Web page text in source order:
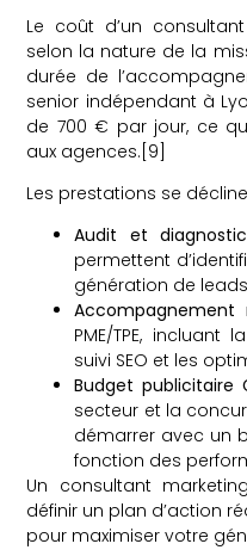
Le coût d’un
selon la nature de la
durée de
senior indépendant à
de 700 € par jour, ce
aux agences.[9]
Les prestations se
Audit et
permettent
génération de
Accompagnement
PME/TPE,
suivi SEO et les
Budget publicitaire
secteur et la
démarrer avec un
fonction des
Un consultant
définir un plan d’action
pour maximiser votre